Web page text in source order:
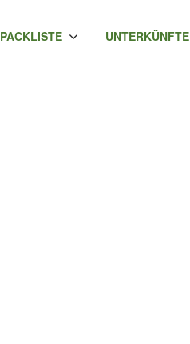
PACKLISTE UNTERKÜNFTE